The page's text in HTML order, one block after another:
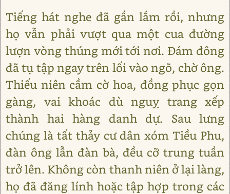
Tiếng hát nghe đã gần lắm rồi, nhưng
họ vẫn phải vượt qua một cua đường
lượn vòng thúng mới tới nơi. Đám đông
đã tụ tập ngay trên lối vào ngõ, chờ ông.
Thiếu niên cầm cờ hoa, đồng phục gọn
gàng, vai khoác dù nguỵ trang xếp
thành hai hàng danh dự. Sau lưng
chúng là tất thảy cư dân xóm Tiều Phu,
đàn ông lẫn đàn bà, đều cỡ trung tuần
trở lên. Không còn thanh niên ở lại làng,
họ đã đăng lính hoặc tập hợp trong các